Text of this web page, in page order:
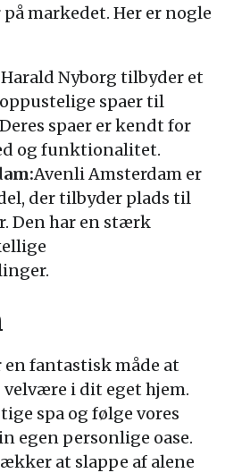
markedet. Her er nogle
Harald Nyborg tilbyder et
spaer til
spaer er kendt for
og funktionalitet.
Avenli Amsterdam er
der tilbyder plads til
Den har en stærk
en fantastisk måde at
i dit eget hjem.
spa og følge vores
egen personlige oase.
at slappe af alene